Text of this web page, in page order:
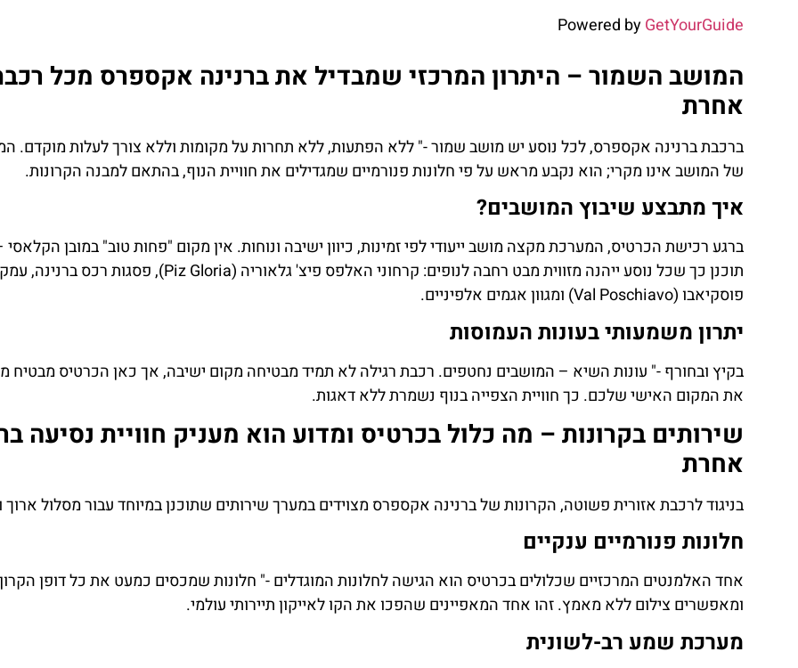
Powered byGetYourGuide
המושב השמור – היתרון המרכזי שמבדיל את ברנינה אקספרס מכל
אחרת
ברכבת ברנינה אקספרס, לכל נוסע יש מושב שמור -" ללא הפתעות, ללא תחרות על מקומות וללא צורך לעלות מוקדם.
של המושב אינו מקרי; הוא נקבע מראש על פי חלונות פנורמיים שמגדילים את חוויית הנוף, בהתאם למבנה הקרונות.
איך מתבצע שיבוץ המושבים?
ברגע רכישת הכרטיס, המערכת מקצה מושב ייעודי לפי זמינות, כיוון ישיבה ונוחות. אין מקום "פחות טוב" במובן
תוכנן כך שכל נוסע ייהנה מזווית מבט רחבה לנופים: קרחוני האלפס פיצ' גלאוריה (Piz Gloria), פסגות רכס ברנינה, עמק
פוסקיאבו (Val Poschiavo) ומגוון אגמים אלפיניים.
יתרון משמעותי בעונות העמוסות
בקיץ ובחורף -" עונות השיא – המושבים נחטפים. רכבת רגילה לא תמיד מבטיחה מקום ישיבה, אך כאן הכרטיס מבטיח
את המקום האישי שלכם. כך חוויית הצפייה בנוף נשמרת ללא דאגות.
שירותים בקרונות – מה כלול בכרטיס ומדוע הוא מעניק חוויית נסיעה
אחרת
בניגוד לרכבת אזורית פשוטה, הקרונות של ברנינה אקספרס מצוידים במערך שירותים שתוכנן במיוחד עבור מסלול ארוך
חלונות פנורמיים ענקיים
אחד האלמנטים המרכזיים שכלולים בכרטיס הוא הגישה לחלונות המוגדלים -" חלונות שמכסים כמעט את כל דופן הקרון
ומאפשרים צילום ללא מאמץ. זהו אחד המאפיינים שהפכו את הקו לאייקון תיירותי עולמי.
מערכת שמע רב-לשונית
טיסות
מציאת
טיסה זולה?
לחצו
פה!
השכרת
השוואת מחירים
כרטיסים